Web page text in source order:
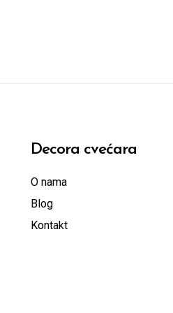
Decora cvećara
O nama
Blog
Kontakt